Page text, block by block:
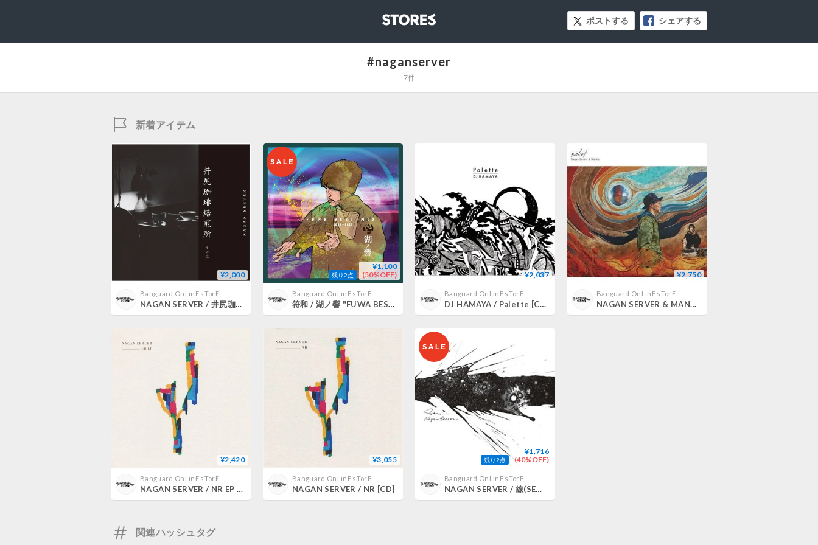
STORES ポストする シェアする
#naganserver
7件
新着アイテム
¥2,000
Banguard OnLinE sTorE
NAGAN SERVER / 井尻珈琲焙煎所 × NAGAN SERVER ミックステープーその三ー [TAPE]
残り2点
¥1,100
(50%OFF)
Banguard OnLinE sTorE
符和 / 湖ノ響 "FUWA BEST MIX 2009-2019" [MIX CD]
¥2,037
Banguard OnLinE sTorE
DJ HAMAYA / Palette [CD]
¥2,750
Banguard OnLinE sTorE
NAGAN SERVER & MANTIS / RELIEF [CD]
¥2,420
Banguard OnLinE sTorE
NAGAN SERVER / NR EP [LP]
¥3,055
Banguard OnLinE sTorE
NAGAN SERVER / NR [CD]
残り2点
¥1,716
(40%OFF)
Banguard OnLinE sTorE
NAGAN SERVER / 線(SEN) [CD]
関連ハッシュタグ